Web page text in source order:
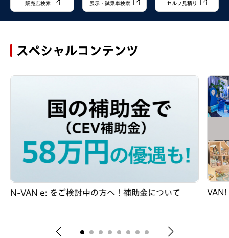
販売店検索 展示・試乗車検索 セルフ見積り
スペシャルコンテンツ
N-VAN e: をご検討中の方へ！補助金について VAN!